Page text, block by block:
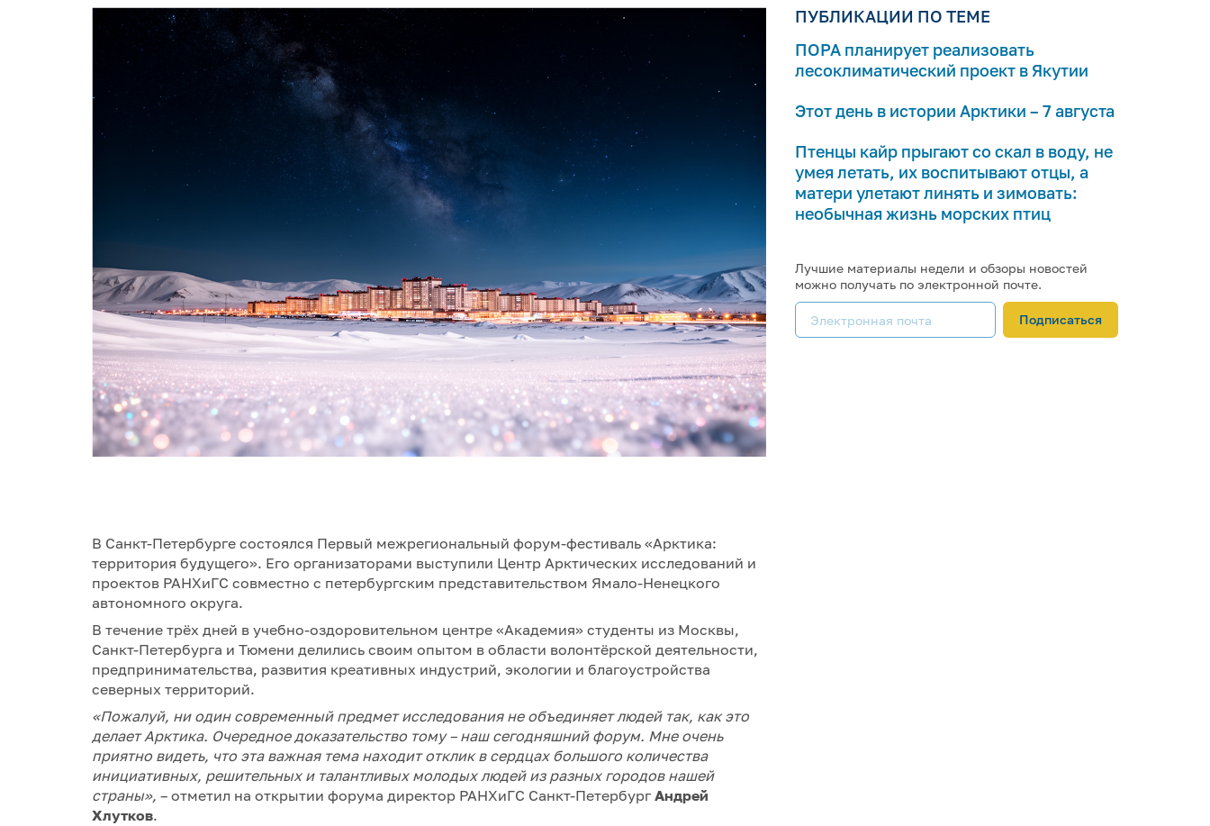
В Санкт-Петербурге состоялся Первый межрегиональный форум-фестиваль «Арктика:
территория будущего». Его организаторами выступили Центр Арктических исследований и
проектов РАНХиГС совместно с петербургским представительством Ямало-Ненецкого
автономного округа.
В течение трёх дней в учебно-оздоровительном центре «Академия» студенты из Москвы,
Санкт-Петербурга и Тюмени делились своим опытом в области волонтёрской деятельности,
предпринимательства, развития креативных индустрий, экологии и благоустройства
северных территорий.
«Пожалуй, ни один современный предмет исследования не объединяет людей так, как это
делает Арктика. Очередное доказательство тому – наш сегодняшний форум. Мне очень
приятно видеть, что эта важная тема находит отклик в сердцах большого количества
инициативных, решительных и талантливых молодых людей из разных городов нашей
страны», – отметил на открытии форума директор РАНХиГС Санкт-Петербург Андрей
Хлутков.
ПУБЛИКАЦИИ ПО ТЕМЕ
ПОРА планирует реализовать
лесоклиматический проект в Якутии
Этот день в истории Арктики – 7 августа
Птенцы кайр прыгают со скал в воду, не
умея летать, их воспитывают отцы, а
матери улетают линять и зимовать:
необычная жизнь морских птиц
Лучшие материалы недели и обзоры новостей
можно получать по электронной почте.
Подписаться